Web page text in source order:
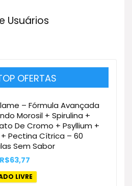
Usuários
OFERTAS
– Fórmula Avançada
Morosil + Spirulina +
De Cromo + Psyllium +
+ Pectina Cítrica – 60
Sem Sabor
O
R$63,77
atual
é:
LIVRE